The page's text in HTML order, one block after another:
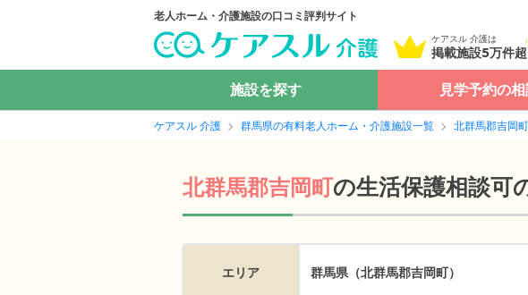
老人ホーム・介護施設の口コミ評判サイト
ケアスル 介護は
掲載施設5万件超
施設を探す 見学予約の
ケアスル 介護 群馬県の有料老人ホーム・介護施設一覧 北群馬郡吉岡
北群馬郡吉岡町の生活保護相談可
エリア 群馬県（北群馬郡吉岡町）